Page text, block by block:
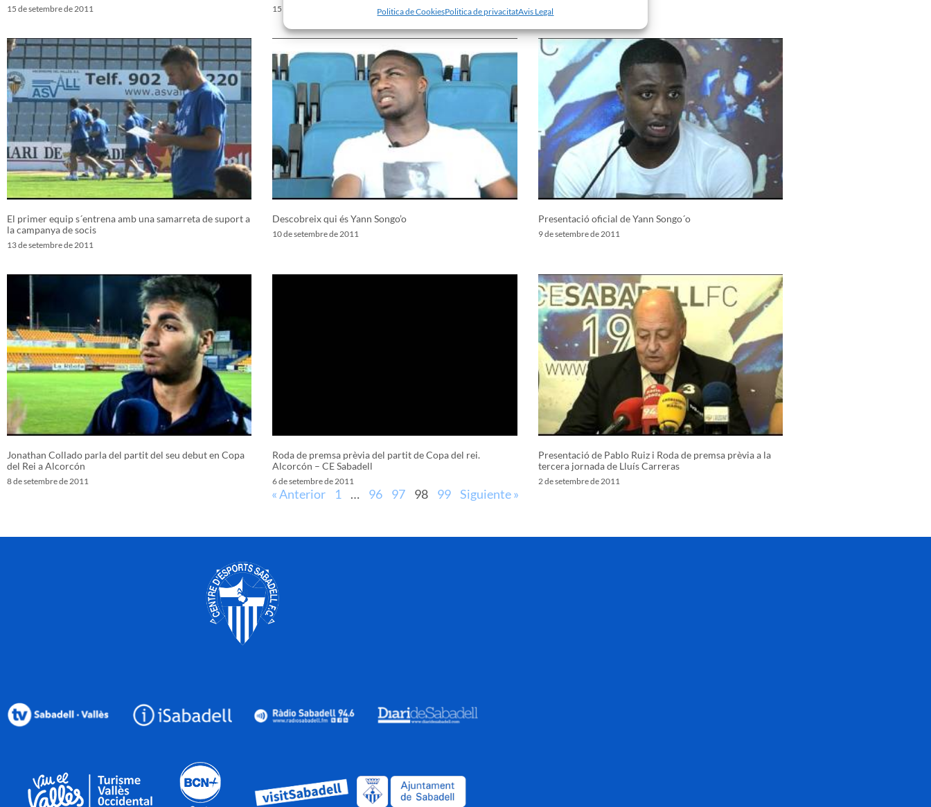
Politica de CookiesPolitica de privacitatAvis Legal
15 de setembre de 2011 15 de setembre de 2011
El primer equip s´entrena amb una samarreta de suport a
la campanya de socis
13 de setembre de 2011
Descobreix qui és Yann Songo’o
10 de setembre de 2011
Presentació oficial de Yann Songo´o
9 de setembre de 2011
Jonathan Collado parla del partit del seu debut en Copa
del Rei a Alcorcón
8 de setembre de 2011
Roda de premsa prèvia del partit de Copa del rei.
Alcorcón – CE Sabadell
6 de setembre de 2011
Presentació de Pablo Ruiz i Roda de premsa prèvia a la
tercera jornada de Lluís Carreras
2 de setembre de 2011
« Anterior 1 … 96 97 98 99 Siguiente »